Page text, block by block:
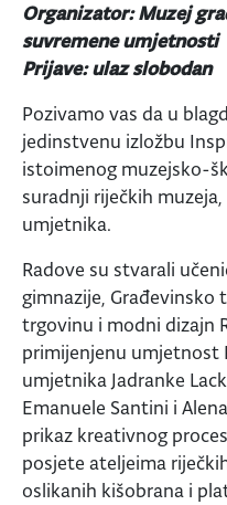
Organizator: Muzej
suvremene umjetnosti
Prijave: ulaz slobodan
Pozivamo vas da u
jedinstvenu izložbu
istoimenog muzejsko-
suradnji riječkih
umjetnika.
Radove su stvarali
gimnazije, Građevinsko
trgovinu i modni dizajn
primijenjenu umjetnost
umjetnika Jadranke
Emanuele Santini i
prikaz kreativnog
posjete ateljeima
oslikanih kišobrana i